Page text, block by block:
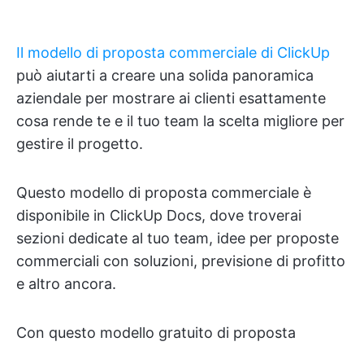
Il modello di proposta commerciale di ClickUp
può aiutarti a creare una solida panoramica
aziendale per mostrare ai clienti esattamente
cosa rende te e il tuo team la scelta migliore per
gestire il progetto.
Questo modello di proposta commerciale è
disponibile in ClickUp Docs, dove troverai
sezioni dedicate al tuo team, idee per proposte
commerciali con soluzioni, previsione di profitto
e altro ancora.
Con questo modello gratuito di proposta